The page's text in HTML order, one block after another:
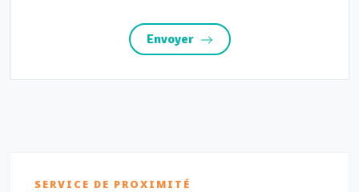
Envoyer
SERVICE DE PROXIMITÉ